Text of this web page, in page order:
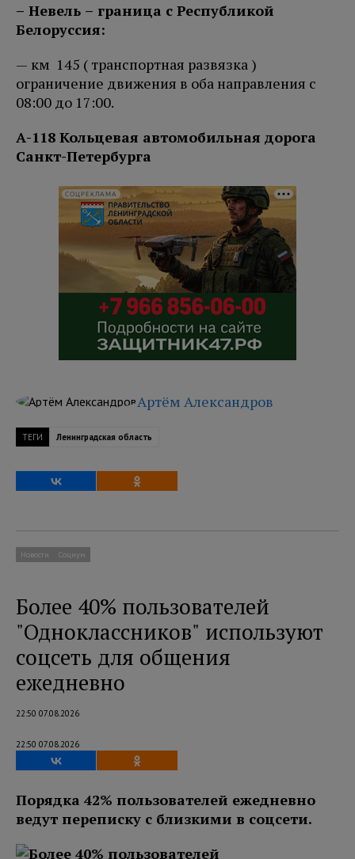
– Невель – граница с Республикой
Белоруссия:
— км 145 ( транспортная развязка )
ограничение движения в оба направления с
08:00 до 17:00.
А-118 Кольцевая автомобильная дорога
Санкт-Петербурга
СОЦРЕКЛАМА
Артём Александров
ТЕГИ Ленинградская область
Новости Социум
Более 40% пользователей
"Одноклассников" используют
соцсеть для общения
ежедневно
22:50 07.08.2026
22:50 07.08.2026
Порядка 42% пользователей ежедневно
ведут переписку с близкими в соцсети.